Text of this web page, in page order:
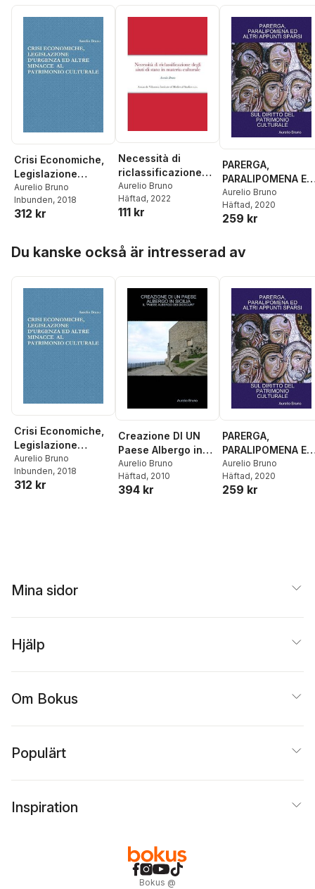
Crisi Economiche,
Legislazione
d'Urgenza Ed Altre
Minacce Al
Patrimonio
Aurelio Bruno
Inbunden, 2018
312 kr
Necessità di
riclassificazione
degli aiuti di stato
in materia culturale
Aurelio Bruno
Häftad, 2022
111 kr
PARERGA,
PARALIPOMENA ED
ALTRI APPUNTI
SPARSI SUL
DIRITTO DEL
CULTURALE
Aurelio Bruno
Häftad, 2020
259 kr
Du kanske också är intresserad av
Crisi Economiche,
Legislazione
d'Urgenza Ed Altre
Minacce Al
Patrimonio
Aurelio Bruno
Inbunden, 2018
312 kr
Creazione DI UN
Paese Albergo in
Sicilia
Aurelio Bruno
Häftad, 2010
394 kr
PARERGA,
PARALIPOMENA ED
ALTRI APPUNTI
SPARSI SUL
DIRITTO DEL
Aurelio Bruno
Häftad, 2020
259 kr
Mina sidor
Hjälp
Om Bokus
Populärt
Inspiration
Bokus @